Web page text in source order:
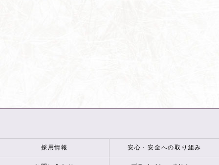
採用情報 安心・安全への取り組み